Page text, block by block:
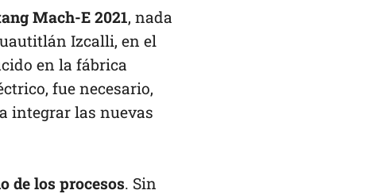
Mach-E 2021, nada
Izcalli, en el
en la fábrica
fue necesario,
integrar las nuevas
de los procesos. Sin